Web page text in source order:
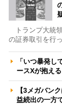
トランプ大統
の証券取引を行
「いつ暴発
ースXが抱え
【3メガバン
益続出の一方